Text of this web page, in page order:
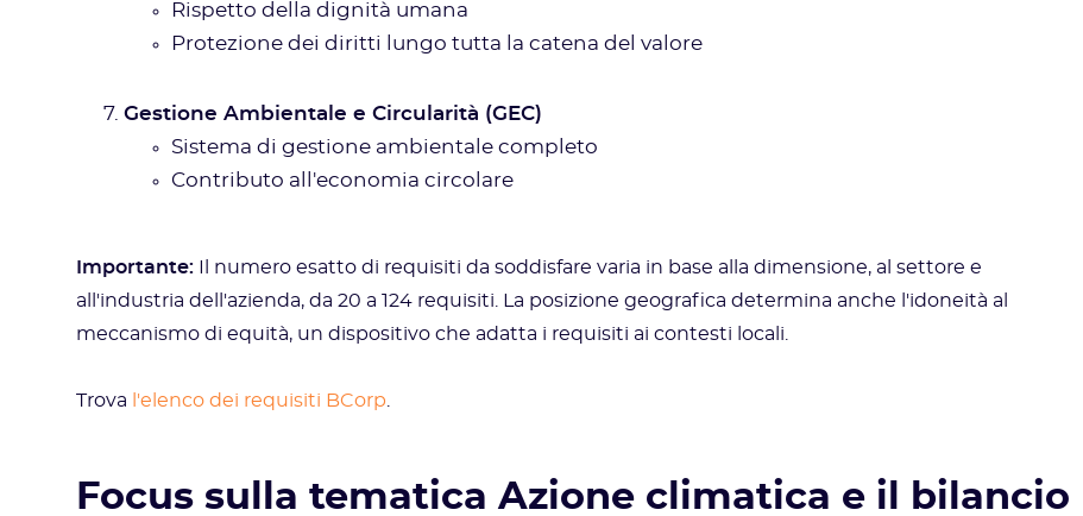
Rispetto della dignità umana
Protezione dei diritti lungo tutta la catena del valore
Gestione Ambientale e Circularità (GEC)
Sistema di gestione ambientale completo
Contributo all'economia circolare
Importante: Il numero esatto di requisiti da soddisfare varia in base alla dimensione, al settore e
all'industria dell'azienda, da 20 a 124 requisiti. La posizione geografica determina anche l'idoneità al
meccanismo di equità, un dispositivo che adatta i requisiti ai contesti locali.
Trova l'elenco dei requisiti BCorp
Focus sulla tematica Azione climatica e il bilancio